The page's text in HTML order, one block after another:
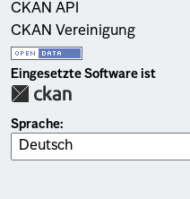
CKAN API
CKAN Vereinigung
Eingesetzte Software ist
Sprache